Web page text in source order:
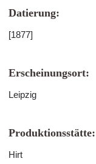
Datierung:
[1877]
Erscheinungsort:
Leipzig
Produktionsstätte:
Hirt